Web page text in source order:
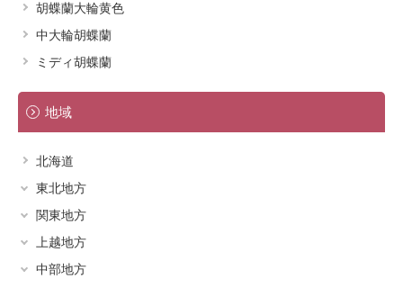
胡蝶蘭大輪黄色
中大輪胡蝶蘭
ミディ胡蝶蘭
地域
北海道
東北地方
青森県
秋田県
関東地方
茨城県
千葉県
上越地方
新潟県
中部地方